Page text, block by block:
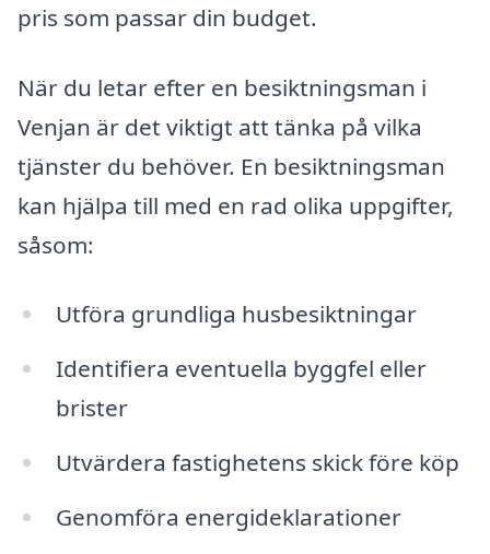
pris som passar din budget.
När du letar efter en besiktningsman i
Venjan är det viktigt att tänka på vilka
tjänster du behöver. En besiktningsman
kan hjälpa till med en rad olika uppgifter,
såsom:
Utföra grundliga husbesiktningar
Identifiera eventuella byggfel eller
brister
Utvärdera fastighetens skick före köp
Genomföra energideklarationer